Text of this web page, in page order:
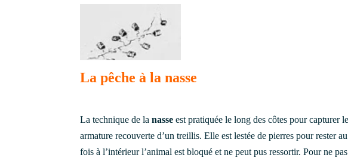
La pêche à la nasse
La technique de lanasse est pratiquée le long des côtes pour capturer
armature recouverte d’un treillis. Elle est lestée de pierres pour rester
fois à l’intérieur l’animal est bloqué et ne peut pus ressortir. Pour ne